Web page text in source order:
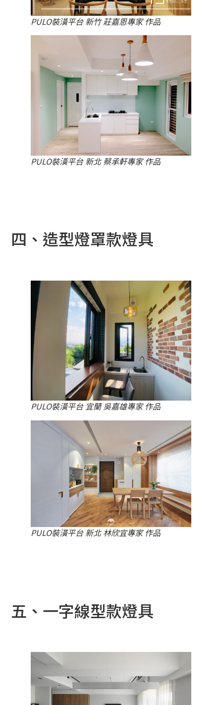
PULO裝潢平台 新竹 莊嘉恩專家 作品
PULO裝潢平台 新北 蔡承軒專家 作品
四、造型燈罩款燈具
PULO裝潢平台 宜蘭 吳嘉雄專家 作品
PULO裝潢平台 新北 林欣宜專家 作品
五、一字線型款燈具